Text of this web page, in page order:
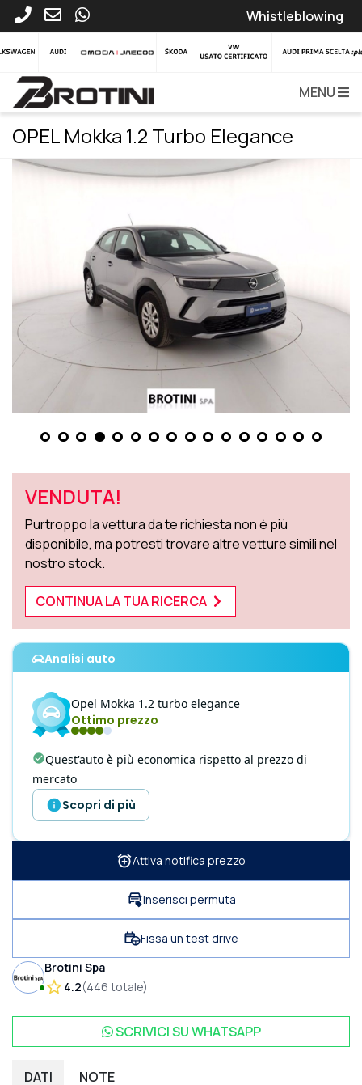
Whistleblowing
MENU
OPEL Mokka 1.2 Turbo Elegance
VENDUTA!
Purtroppo la vettura da te richiesta non è più
disponibile, ma potresti trovare altre vetture simili nel
nostro stock.
CONTINUA LA TUA RICERCA
Analisi auto
Opel Mokka 1.2 turbo elegance
Ottimo prezzo
Quest'auto è più economica rispetto al prezzo di
mercato
Scopri di più
Attiva notifica prezzo
Inserisci permuta
Fissa un test drive
Brotini Spa
4.2(446 totale)
SCRIVICI SUWHATSAPP
DATI NOTE